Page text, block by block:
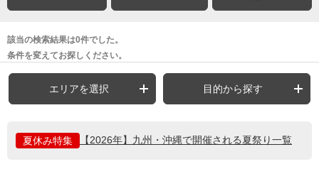
該当の検索結果は0件でした。
条件を変えてお探しください。
エリアを選択 目的から探す
夏休み特集 【2026年】九州・沖縄で開催される夏祭り一覧